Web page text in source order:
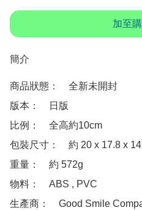
加至
簡介
商品狀態：　全新未開封
版本：　日版
比例：　全高約10cm
包裝尺寸：　約 20 x 17.8 x
重量：　約 572g
物料：　ABS , PVC
生產商：　Good Smile